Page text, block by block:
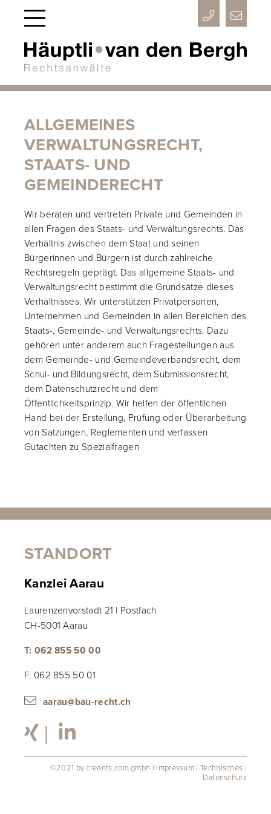



ALLGEMEINES
VERWALTUNGSRECHT,
STAATS- UND
GEMEINDERECHT
Wir beraten und vertreten Private und Gemeinden in
allen Fragen des Staats- und Verwaltungsrechts. Das
Verhältnis zwischen dem Staat und seinen
Bürgerinnen und Bürgern ist durch zahlreiche
Rechtsregeln geprägt. Das allgemeine Staats- und
Verwaltungsrecht bestimmt die Grundsätze dieses
Verhältnisses. Wir unterstützen Privatpersonen,
Unternehmen und Gemeinden in allen Bereichen des
Staats-, Gemeinde- und Verwaltungsrechts. Dazu
gehören unter anderem auch Fragestellungen aus
dem Gemeinde- und Gemeindeverbandsrecht, dem
Schul- und Bildungsrecht, dem Submissionsrecht,
dem Datenschutzrecht und dem
Öffentlichkeitsprinzip. Wir helfen der öffentlichen
Hand bei der Erstellung, Prüfung oder Überarbeitung
von Satzungen, Reglementen und verfassen
Gutachten zu Spezialfragen
STANDORT
Kanzlei Aarau
Laurenzenvorstadt 21 | Postfach
CH-5001 Aarau
T: 062 855 50 00
F: 062 855 50 01
aarau@bau-recht.ch
 | 
©2021 by creants.com gmbh | Impressum | Technisches |
Datenschutz